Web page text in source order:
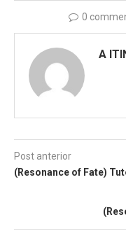
0
A
Post anterior
(Resonance of Fate)